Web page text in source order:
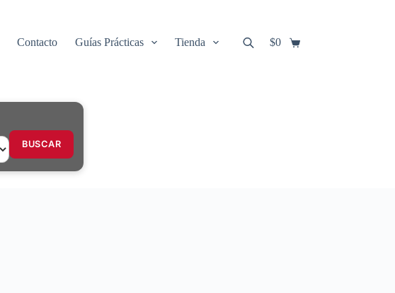
Contacto Guías Prácticas Tienda
Carro
$0
BUSCAR